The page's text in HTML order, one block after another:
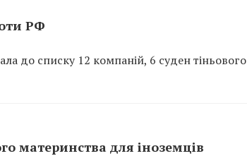
РФ
до списку 12 компаній, 6 суден тіньового
материнства для іноземців